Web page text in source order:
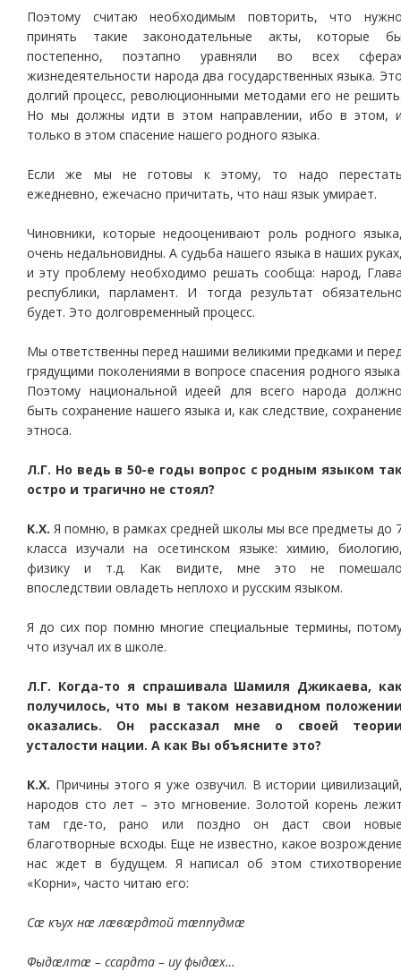
Поэтому считаю необходимым повторить, что
принять такие законодательные акты, которые
постепенно, поэтапно уравняли во всех
жизнедеятельности народа два государственных языка.
долгий процесс, революционными методами его не
Но мы должны идти в этом направлении, ибо в этом,
только в этом спасение нашего родного языка.
Если же мы не готовы к этому, то надо
ежедневно, ежечасно причитать, что наш язык умирает.
Чиновники, которые недооценивают роль родного
очень недальновидны. А судьба нашего языка в наших
и эту проблему необходимо решать сообща: народ,
республики, парламент. И тогда результат
будет. Это долговременный процесс.
Мы ответственны перед нашими великими предками и
грядущими поколениями в вопросе спасения родного
Поэтому национальной идеей для всего народа
быть сохранение нашего языка и, как следствие,
этноса.
Л.Г. Но ведь в 50-е годы вопрос с родным языком
остро и трагично не стоял?
К.Х. Я помню, в рамках средней школы мы все предметы до
класса изучали на осетинском языке: химию,
физику и т.д. Как видите, мне это не
впоследствии овладеть неплохо и русским языком.
Я до сих пор помню многие специальные термины,
что изучал их в школе.
Л.Г. Когда-то я спрашивала Шамиля Джикаева,
получилось, что мы в таком незавидном
оказались. Он рассказал мне о своей
усталости нации. А как Вы объясните это?
К.Х. Причины этого я уже озвучил. В истории
народов сто лет – это мгновение. Золотой корень
там где-то, рано или поздно он даст свои
благотворные всходы. Еще не известно, какое
нас ждет в будущем. Я написал об этом
«Корни», часто читаю его:
Сæ къух нæ лæвæрдтой тæппудмæ
Фыдæлтæ – ссардта – иу фыдæх…